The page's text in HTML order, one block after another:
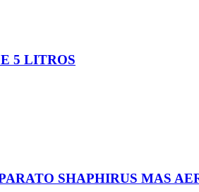
5 LITROS
SHAPHIRUS MAS